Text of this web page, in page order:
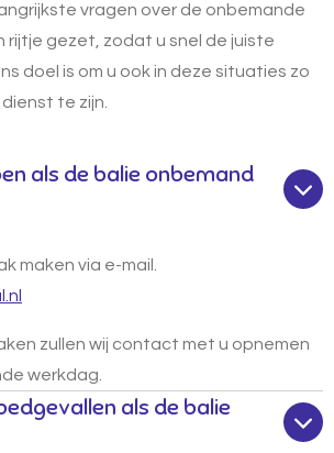
vragen over de onbemande
rijtje gezet, zodat u snel de juiste
doel is om u ook in deze situaties zo
te zijn.
als de balie onbemand
maken via e-mail.
zullen wij contact met u opnemen
werkdag.
als de balie